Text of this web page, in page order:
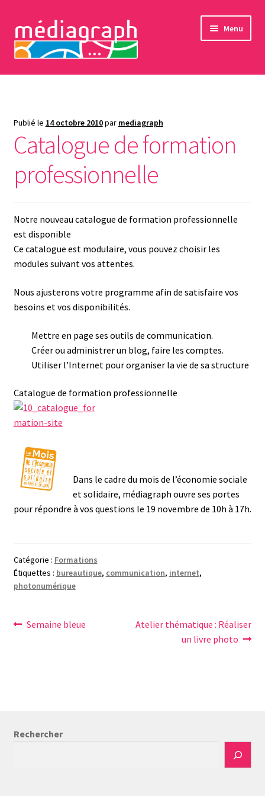
à
la
au
contenu
Menu
formations professionnelles
ateliers seniors
Sensibilisations
Adhésions et dons
Contact
Publié le 14 octobre 2010par mediagraph
Catalogue de formation
professionnelle
Notre nouveau catalogue de formation professionnelle
est disponible
Ce catalogue est modulaire, vous pouvez choisir les
modules suivant vos attentes.
Nous ajusterons votre programme afin de satisfaire vos
besoins et vos disponibilités.
Mettre en page ses outils de communication.
Créer ou administrer un blog, faire les comptes.
Utiliser l’Internet pour organiser la vie de sa structure
Catalogue de formation professionnelle
Dans le cadre du mois de l’économie sociale
et solidaire, médiagraph ouvre ses portes
pour répondre à vos questions le 19 novembre de 10h à 17h.
Catégorie : Formations
Étiquettes : bureautique, communication, internet,
photonumérique
Navigation
Article
Semaine bleue
Article
Atelier thématique : Réaliser
un livre photo
Rechercher